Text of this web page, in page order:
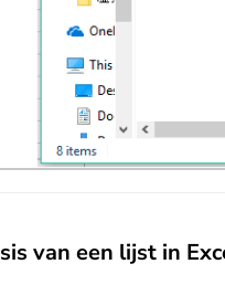
van een lijst in